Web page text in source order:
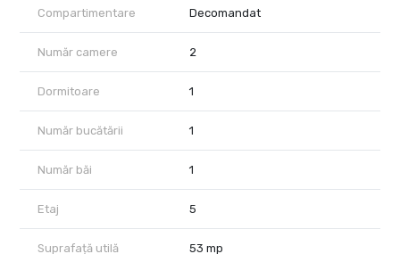
Instalatii electrice cupru, trasee individuale
Centrala, in condensare, 24KW, 6 ani garantie
2 lifturi SCHINDLER pe fiecare scara
punct de vedere energetic, cu pereti lamelari, structura pe cadre
Imobilul este intabulat si se poate achizitiona si cu credit ipotecar
Compartimentare Decomandat
Număr camere 2
Dormitoare 1
Număr bucătării 1
Număr băi 1
Etaj 5
Suprafață utilă 53 mp